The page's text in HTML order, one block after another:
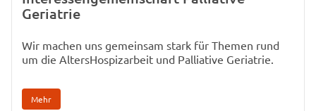
Geriatrie
Wir machen uns gemeinsam stark für Themen rund
um die AltersHospizarbeit und Palliative Geriatrie.
Mehr